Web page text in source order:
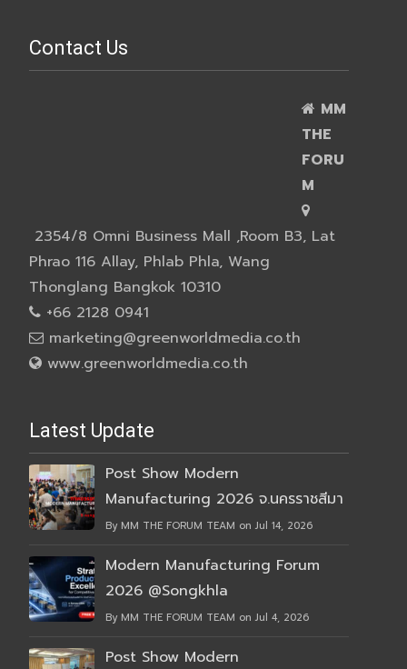
Contact Us
MM
THE
FORU
M
2354/8 Omni Business Mall ,Room B3, Lat
Phrao 116 Allay, Phlab Phla, Wang
Thonglang Bangkok 10310
+66 2128 0941
marketing@greenworldmedia.co.th
www.greenworldmedia.co.th
Latest Update
Post Show Modern
Manufacturing 2026 จ.นครราชสีมา
By MM THE FORUM TEAM on Jul 14, 2026
Modern Manufacturing Forum
2026 @Songkhla
By MM THE FORUM TEAM on Jul 4, 2026
Post Show Modern